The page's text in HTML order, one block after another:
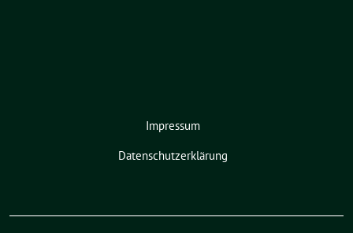
Impressum
Datenschutzerklärung